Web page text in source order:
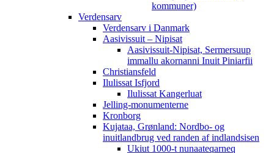
kommuner)
Verdensarv
Verdensarv i Danmark
Aasivissuit – Nipisat
Aasivissuit-Nipisat, Sermersuup
immallu akornanni Inuit Piniarfii
Christiansfeld
Ilulissat Isfjord
Ilulissat Kangerluat
Jelling-monumenterne
Kronborg
Kujataa, Grønland: Nordbo- og
inuitlandbrug ved randen af indlandsisen
Ukiut 1000-t nunaateqarneq